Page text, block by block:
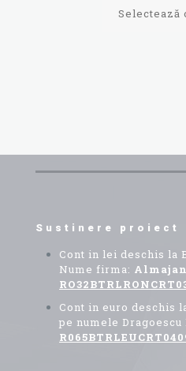
Selectează
Sustinere proiect
Cont in lei deschis la
Nume firma:
Cont in euro deschis
pe numele Dragoescu